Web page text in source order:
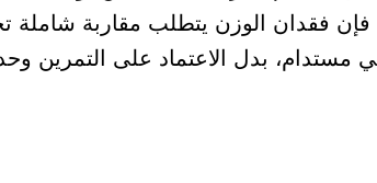
فإن فقدان الوزن يتطلب مقاربة شاملة
مستدام، بدل الاعتماد على التمرين